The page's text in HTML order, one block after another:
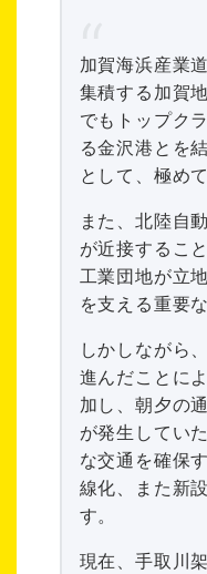
加賀海浜産業
集積する加賀
でもトップク
る金沢港とを
として、極め
また、北陸自
が近接するこ
工業団地が立
を支える重要
しかしながら
進んだことに
加し、朝夕の
が発生してい
な交通を確保
線化、また新
す。
現在、手取川